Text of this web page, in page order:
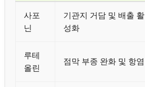
사포
닌
기관지 거담 및 배출 활
성화
루테
올린
점막 부종 완화 및 항염